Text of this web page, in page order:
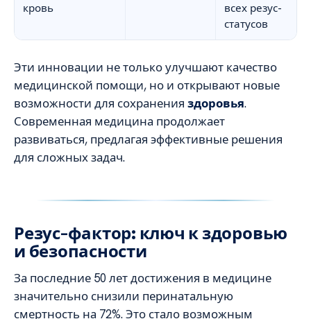
кровь
всех резус-
статусов
Эти инновации не только улучшают качество
медицинской помощи, но и открывают новые
возможности для сохранения здоровья.
Современная медицина продолжает
развиваться, предлагая эффективные решения
для сложных задач.
Резус-фактор: ключ к здоровью
и безопасности
За последние 50 лет достижения в медицине
значительно снизили перинатальную
смертность на 72%. Это стало возможным